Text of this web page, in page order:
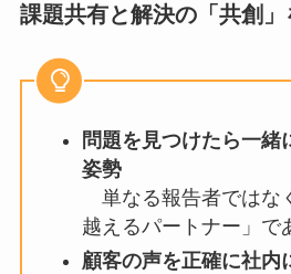
課題共有と解決の「共創」
問題を見つけたら一緒
姿勢
単なる報告者ではな
越えるパートナー」で
顧客の声を正確に社内